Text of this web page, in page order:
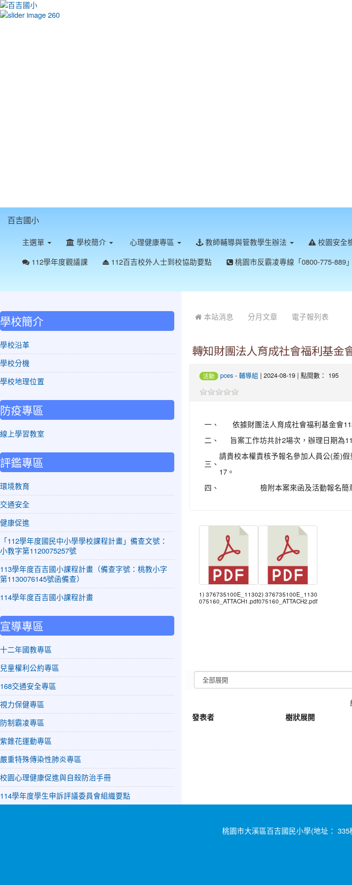
百吉國小
主選單 學校簡介 心理健康專區 教師輔導與管教學生辦法 校園安全
112學年度觀議課
112百吉校外人士到校協助要點 桃園市反霸凌專線「0800-775-889」
本站消息 分月文章 電子報列表
轉知財團法人育成社會福利基金
活動 pces- 輔導組 | 2024-08-19 | 點閱數： 195
一、
依據財團法人育成社會福利基金會
二、
旨案工作坊共計2場次，辦理日期為
三、
請貴校本權責核予報名參加人員公(差)
17。
四、
檢附本案來函及活動報名簡
1) 376735100E_1130
075160_ATTACH1.pdf
2) 376735100E_1130
075160_ATTACH2.pdf
發表者
樹狀展開
學校簡介
學校沿革
學校分機
學校地理位置
防疫專區
線上學習教室
評鑑專區
環境教育
交通安全
健康促進
「112學年度國民中小學學校課程計畫」備查文號：
小教字第1120075257號
113學年度百吉國小課程計畫（備查字號：桃教小字
第1130076145號函備查）
114學年度百吉國小課程計畫
宣導專區
十二年國教專區
兒童權利公約專區
168交通安全專區
視力保健專區
防制霸凌專區
紫錐花運動專區
嚴重特殊傳染性肺炎專區
校園心理健康促進與自殺防治手冊
114學年度學生申訴評議委員會組織要點
桃園市大溪區百吉國民小學(地址：